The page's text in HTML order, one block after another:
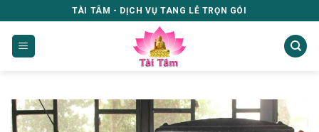
to
content
TÀI TÂM - DỊCH VỤ TANG LỄ TRỌN GÓI